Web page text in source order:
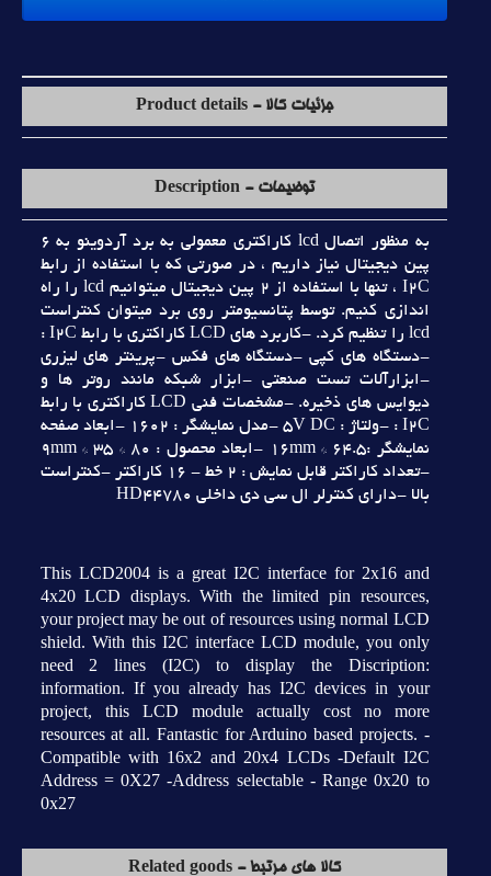
جزئیات کالا - Product details
توضیحات - Description
به منظور اتصال lcd كاراكتري معمولي به برد آردوينو به 6
پين ديجيتال نياز داريم ، در صورتي كه با استفاده از رابط
I2C ، تنها با استفاده از 2 پين ديجيتال ميتوانيم lcd را راه
اندازي كنيم. توسط پتانسيومتر روي برد ميتوان كنتراست
lcd را تنظيم كرد. -کاربرد هاي LCD کاراکتري با رابط I2C :
-دستگاه هاي کپي -دستگاه هاي فکس -پرينتر هاي ليزري
-ابزارآلات تست صنعتي -ابزار شبکه مانند روتر ها و
ديوايس هاي ذخيره. -مشخصات فني LCD کاراکتري با رابط
I2C : -ولتاژ : 5V DC -مدل نمايشگر : 1602 -ابعاد صفحه
نمايشگر :64.5 * 16mm -ابعاد محصول : 80 * 35 * 9mm
-تعداد کاراکتر قابل نمايش : 2 خط - 16 کاراکتر -کنتراست
بالا -داراي کنترلر ال سي دي داخلي HD44780
This LCD2004 is a great I2C interface for 2x16 and
4x20 LCD displays. With the limited pin resources,
your project may be out of resources using normal LCD
shield. With this I2C interface LCD module, you only
need 2 lines (I2C) to display the Discription:
information. If you already has I2C devices in your
project, this LCD module actually cost no more
resources at all. Fantastic for Arduino based projects. -
Compatible with 16x2 and 20x4 LCDs -Default I2C
Address = 0X27 -Address selectable - Range 0x20 to
0x27
کالا های مرتبط - Related goods